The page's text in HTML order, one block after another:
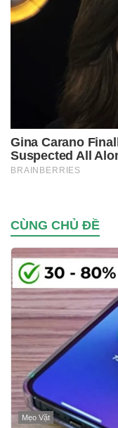
CÙNG CHỦ ĐỀ
Mẹo Vặt